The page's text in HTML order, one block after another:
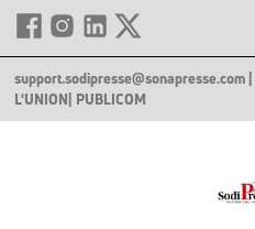
support.sodipresse@sonapresse.com
L'UNION | PUBLICOM